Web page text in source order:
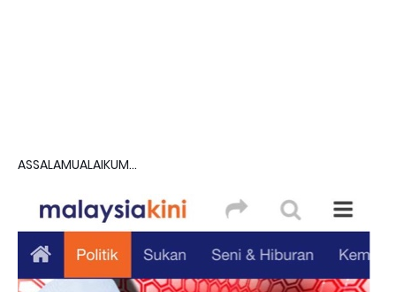
ASSALAMUALAIKUM...